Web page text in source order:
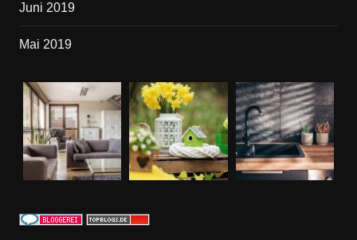
Juni 2019
Mai 2019